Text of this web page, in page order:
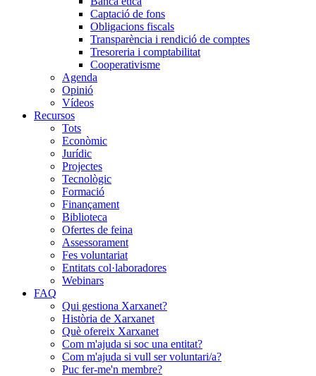
Captació de fons
Obligacions fiscals
Transparència i rendició de comptes
Tresoreria i comptabilitat
Cooperativisme
Agenda
Opinió
Vídeos
Recursos
Tots
Econòmic
Jurídic
Projectes
Tecnològic
Formació
Finançament
Biblioteca
Ofertes de feina
Assessorament
Fes voluntariat
Entitats col·laboradores
Webinars
FAQ
Qui gestiona Xarxanet?
Història de Xarxanet
Què ofereix Xarxanet
Com m'ajuda si soc una entitat?
Com m'ajuda si vull ser voluntari/a?
Puc fer-me'n membre?